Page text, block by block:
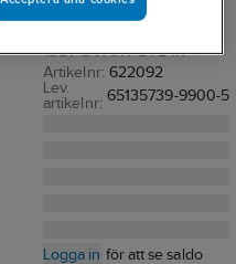
PILOTJACKA JOBMAN
1357 SVART STL M
Artikelnr: 622092
Lev.
artikelnr: 65135739-9900-5
Logga in för att se saldo